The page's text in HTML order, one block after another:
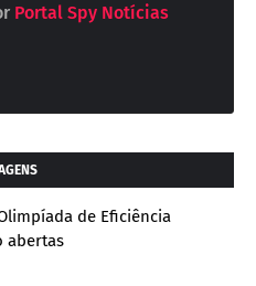
Portal Spy Notícias
de Eficiência
abertas